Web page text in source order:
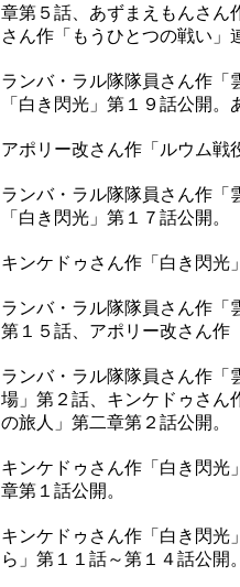
章第５話、あずまえもんさん
さん作「もうひとつの戦い」
ランバ・ラル隊隊員さん作「
「白き閃光」第１９話公開
アポリー改さん作「ルウム戦
ランバ・ラル隊隊員さん作「
「白き閃光」第１７話公開。
キンケドゥさん作「白き閃光
ランバ・ラル隊隊員さん作「
第１５話、アポリー改さん作
ランバ・ラル隊隊員さん作「
場」第２話、キンケドゥさん
の旅人」第二章第２話公開。
キンケドゥさん作「白き閃光
章第１話公開。
キンケドゥさん作「白き閃光
ら」第１１話～第１４話公開